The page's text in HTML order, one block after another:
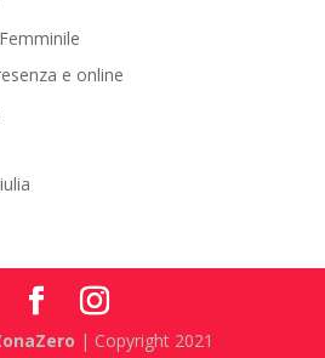
e online
| Copyright 2021